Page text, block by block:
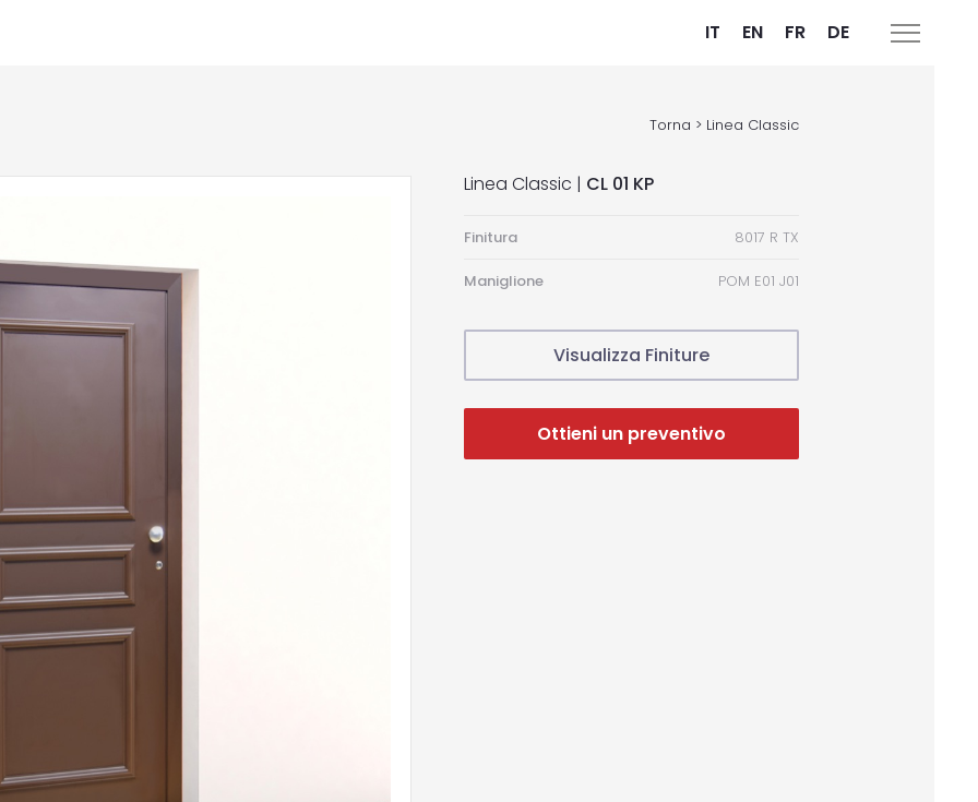
IT EN FR DE
Torna > Linea Classic
Linea Classic | CL 01 KP
Finitura 8017 R TX
Maniglione POM E01 J01
Visualizza Finiture
Ottieni un preventivo